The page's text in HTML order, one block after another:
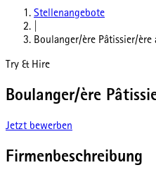
Stellenangebote
Boulanger/ère Pâtissier/ère
Try & Hire
Boulanger/ère
Jetzt bewerben
Firmenbeschreibung